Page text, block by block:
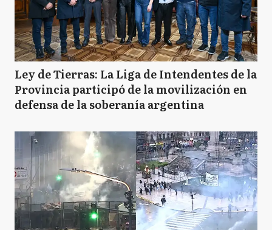
Ley de Tierras: La Liga de Intendentes de la
Provincia participó de la movilización en
defensa de la soberanía argentina